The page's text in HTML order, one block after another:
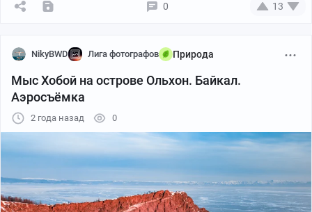
0 13
NikyBWD Лига фотографов Природа
Мыс Хобой на острове Ольхон. Байкал.
Аэросъёмка
2 года назад 0